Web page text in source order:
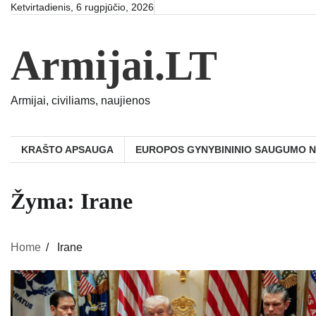
SkipKetvirtadienis, 6 rugpjūčio, 2026
Armijai.LT
Armijai, civiliams, naujienos
KRAŠTO APSAUGA EUROPOS GYNYBININIO SAUGUMO
Žyma: Irane
Home Irane